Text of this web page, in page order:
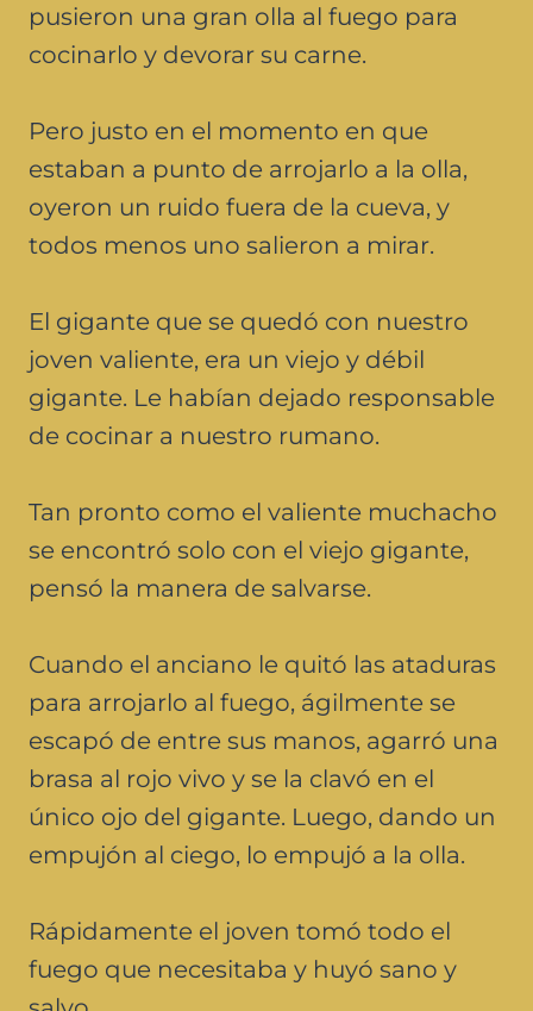
pusieron una gran olla al fuego para
cocinarlo y devorar su carne.
Pero justo en el momento en que
estaban a punto de arrojarlo a la olla,
oyeron un ruido fuera de la cueva, y
todos menos uno salieron a mirar.
El gigante que se quedó con nuestro
joven valiente, era un viejo y débil
gigante. Le habían dejado responsable
de cocinar a nuestro rumano.
Tan pronto como el valiente muchacho
se encontró solo con el viejo gigante,
pensó la manera de salvarse.
Cuando el anciano le quitó las ataduras
para arrojarlo al fuego, ágilmente se
escapó de entre sus manos, agarró una
brasa al rojo vivo y se la clavó en el
único ojo del gigante. Luego, dando un
empujón al ciego, lo empujó a la olla.
Rápidamente el joven tomó todo el
fuego que necesitaba y huyó sano y